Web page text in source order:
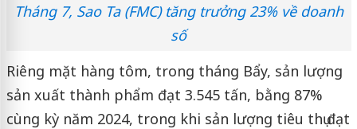
Tháng 7, Sao Ta (FMC) tăng trưởng 23% về doanh
số
Riêng mặt hàng tôm, trong tháng Bẩy, sản lượng
sản xuất thành phẩm đạt 3.545 tấn, bằng 87%
cùng kỳ năm 2024, trong khi sản lượng tiêu thụ đạt